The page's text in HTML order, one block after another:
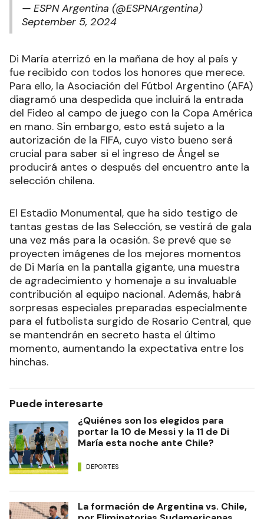
— ESPN Argentina (@ESPNArgentina)
September 5, 2024
Di María aterrizó en la mañana de hoy al país y
fue recibido con todos los honores que merece.
Para ello, la Asociación del Fútbol Argentino (AFA)
diagramó una despedida que incluirá la entrada
del Fideo al campo de juego con la Copa América
en mano. Sin embargo, esto está sujeto a la
autorización de la FIFA, cuyo visto bueno será
crucial para saber si el ingreso de Ángel se
producirá antes o después del encuentro ante la
selección chilena.
El Estadio Monumental, que ha sido testigo de
tantas gestas de las Selección, se vestirá de gala
una vez más para la ocasión. Se prevé que se
proyecten imágenes de los mejores momentos
de Di María en la pantalla gigante, una muestra
de agradecimiento y homenaje a su invaluable
contribución al equipo nacional. Además, habrá
sorpresas especiales preparadas especialmente
para el futbolista surgido de Rosario Central, que
se mantendrán en secreto hasta el último
momento, aumentando la expectativa entre los
hinchas.
Puede interesarte
¿Quiénes son los elegidos para
portar la 10 de Messi y la 11 de Di
María esta noche ante Chile?
DEPORTES
La formación de Argentina vs. Chile,